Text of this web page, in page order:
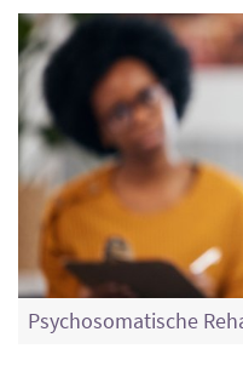
Psychosomatische